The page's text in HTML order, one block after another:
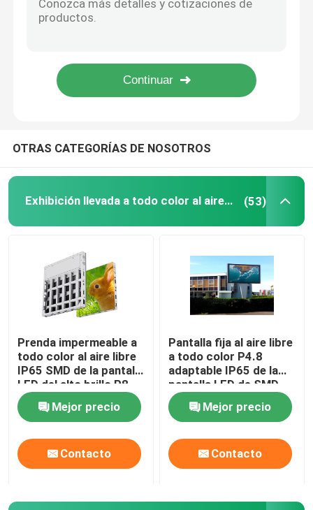
Exhibición llevada de alquiler
Exhibición de la bandera del LED
Pantalla LED comercial
Pantalla LED para taxis
Pantalla LED de piso
OTRAS CATEGORÍAS DE NOSOTROS
Exhibición llevada a todo color al aire libre (53)
Prenda impermeable a
todo color al aire libre
IP65 SMD de la pantalla
LED del alto brillo P8
Mejor precio
Contacto
Pantalla fija al aire libre
a todo color P4.8
adaptable IP65 de la
pantalla LED de SMD
Mejor precio
Contacto